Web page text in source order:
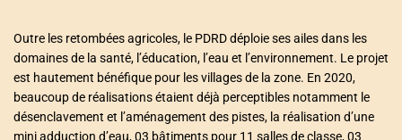
Outre les retombées agricoles, le PDRD déploie ses ailes dans les
domaines de la santé, l’éducation, l’eau et l’environnement. Le projet
est hautement bénéfique pour les villages de la zone. En 2020,
beaucoup de réalisations étaient déjà perceptibles notamment le
désenclavement et l’aménagement des pistes, la réalisation d’une
mini adduction d’eau, 03 bâtiments pour 11 salles de classe, 03